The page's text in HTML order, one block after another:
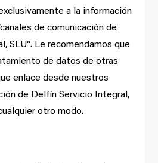
a la información
de comunicación de
SLU“. Le recomendamos que
de datos de otras
enlace desde nuestros
de Delfín Servicio Integral,
otro modo.